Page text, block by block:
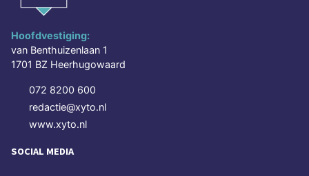
Hoofdvestiging:
van Benthuizenlaan 1
1701 BZ Heerhugowaard
072 8200 600
redactie@xyto.nl
www.xyto.nl
SOCIAL MEDIA